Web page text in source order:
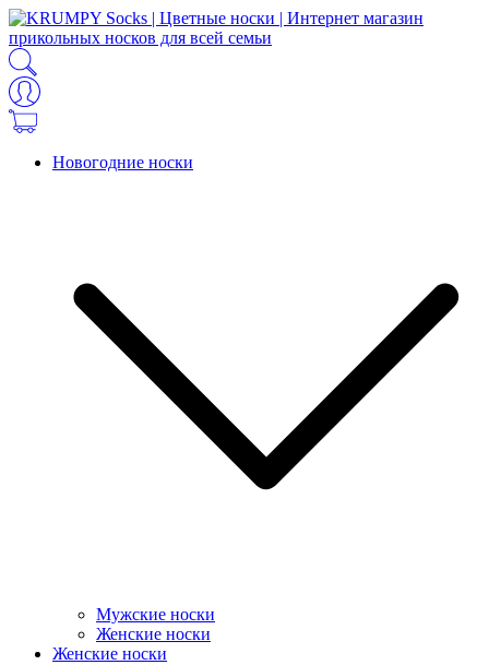
Новогодние носки
Мужские носки
Женские носки
Женские носки